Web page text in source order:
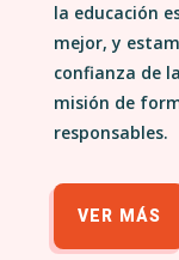
la educación
mejor, y
confianza de
misión de
responsables.
VER MÁS